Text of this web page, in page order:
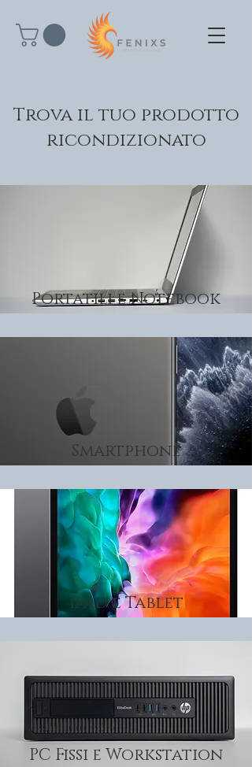
Trova il tuo prodotto
ricondizionato
Portatili e Notebook
Smartphone
Ipad e Tablet
PC Fissi e Workstation